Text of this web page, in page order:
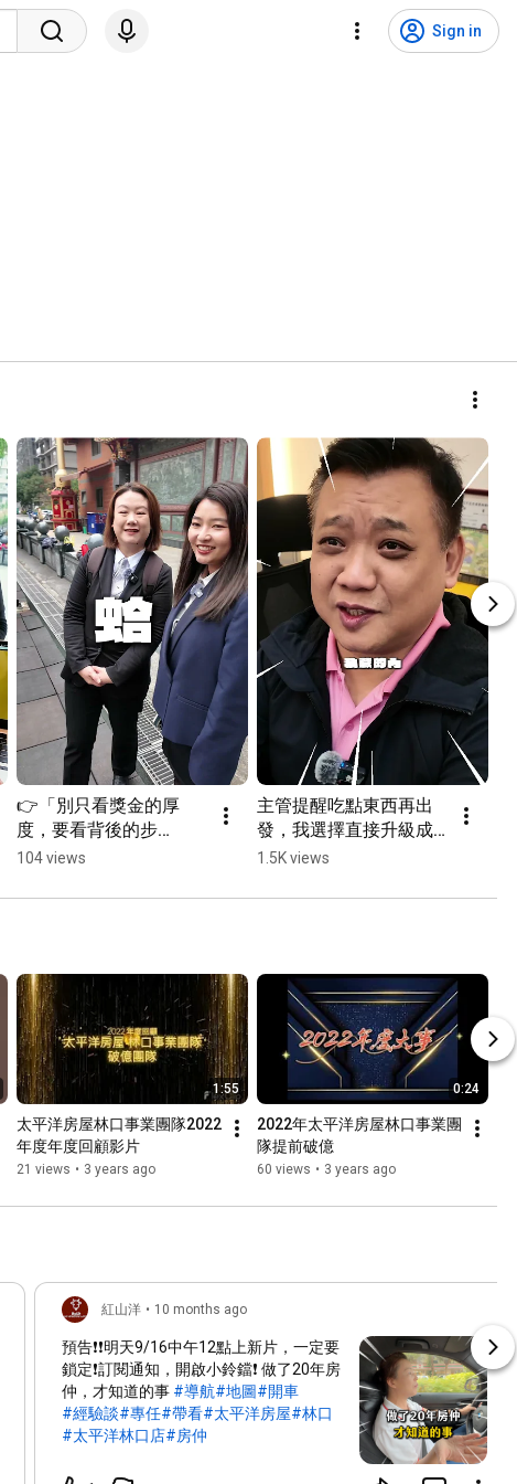
Sign in
👉「別只看獎金的厚
度，要看背後的步
數。」  #林口房仲  #專
庚商圈 #獎金 #房仲日常
104 views
主管提醒吃點東西再出
發，我選擇直接升級成
大漢堡#太平洋房屋  #林
仲  #長庚商圈 #專業團
1.5K views
1:55
太平洋房屋林口事業團隊2022
年度年度回顧影片
21 views • 3 years ago
0:24
2022年太平洋房屋林口事業團
隊提前破億
60 views • 3 years ago
紅山洋 • 10 months ago
預告❗❗明天9/16中午12點上新片，一定要
鎖定❗訂閱通知，開啟小鈴鐺❗ 做了20年房
仲，才知道的事 #導航#地圖#開車
#經驗談#專任#帶看#太平洋房屋#林口
#太平洋林口店#房仲